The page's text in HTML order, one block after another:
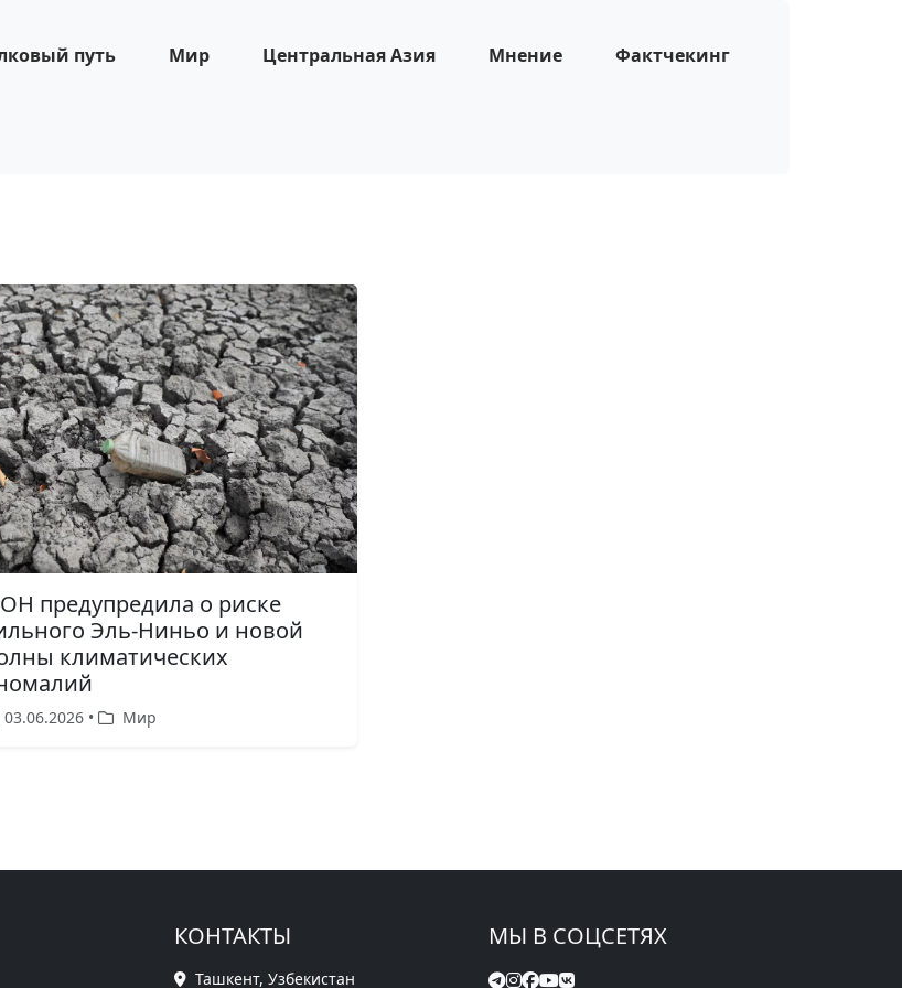
путь Мир Центральная Азия Мнение Фактчекинг
предупредила о риске
Эль-Ниньо и новой
климатических
03.06.2026 • Мир
КОНТАКТЫ
Ташкент, Узбекистан
МЫ В СОЦСЕТЯХ